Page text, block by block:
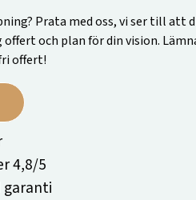
Prata med oss, vi ser till att
och plan för din vision.
offert!
4,8/5
garanti